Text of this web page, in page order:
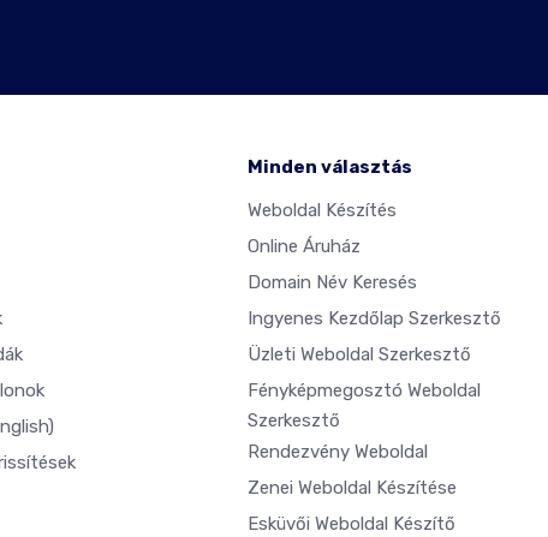
Minden választás
Weboldal Készítés
Online Áruház
Domain Név Keresés
Ingyenes Kezdőlap Szerkesztő
Üzleti Weboldal Szerkesztő
Fényképmegosztó Weboldal
Szerkesztő
Rendezvény Weboldal
Zenei Weboldal Készítése
Esküvői Weboldal Készítő